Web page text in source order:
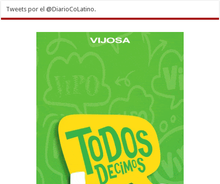
Tweets por el @DiarioCoLatino.